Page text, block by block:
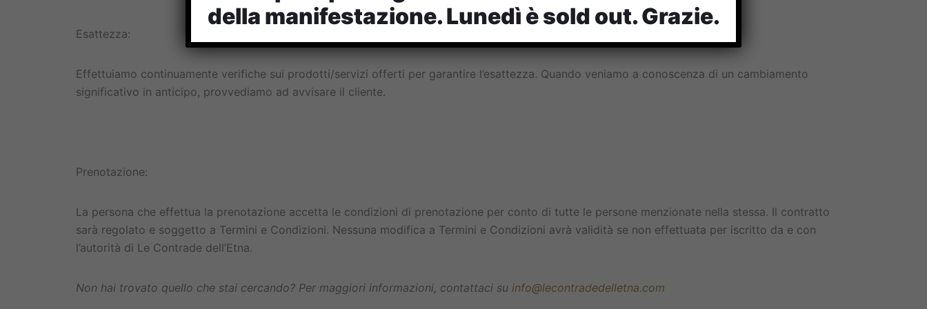
Esattezza:
Effettuiamo continuamente verifiche sui prodotti/servizi offerti per garantire l’esattezza. Quando veniamo a conoscenza di un cambiamento
significativo in anticipo, provvediamo ad avvisare il cliente.
Prenotazione:
La persona che effettua la prenotazione accetta le condizioni di prenotazione per conto di tutte le persone menzionate nella stessa. Il contratto
sarà regolato e soggetto a Termini e Condizioni. Nessuna modifica a Termini e Condizioni avrà validità se non effettuata per iscritto da e con
l’autorità di Le Contrade dell’Etna.
Non hai trovato quello che stai cercando? Per maggiori informazioni, contattaci su info@lecontradedelletna.com
della manifestazione. Lunedì è sold out. Grazie.